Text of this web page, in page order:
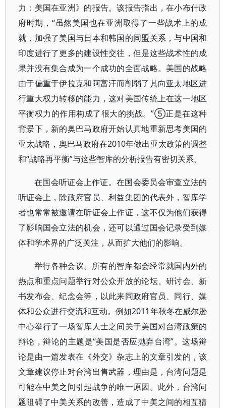
力：美国在亚洲》的报告。该报告指出，在小布什政
府时期，“虽然美国也在亚洲取得了一些战术上的成
就，加强了美国与日本和韩国的同盟关系，与中国和
印度进行了更多的建设性交往，但是这些战术性的成
果并没有集合成为一个成功的全面战略。美国的战略
由于偏重于伊拉克和阿富汗而削弱了其向亚太地区进
行重大权力转移的能力，这对美国传统上在这一地区
平衡权力的作用构成了很大的挑战。”⑤正是在这种
背景下，新的奥巴马政府开始认真地重新思考美国的
亚太战略，奥巴马政府在2010年做出亚太政策的调整
和“战略再平衡”与这些智库的分析报告有密切关系。
在国会听证会上作证。在国会委员会审查立法的
听证会上，除政府官员、利益集团的代表外，智库学
者也常常被邀请在听证会上作证，这不仅为他们获得
了影响国会立法的机会，还可以通过国会记录受到媒
体和学术界的广泛关注，从而扩大他们的影响。
举行各种会议。所有的智库都会经常就国内外的
热点和重点问题举行对公众开放的论坛、研讨会、新
书发布会、纪念会等，以此来同政府官员、同行、媒
体和公众进行交流和互动。例如2011年秋冬在威尔逊
中心举行了一场智库人士之间关于美国对台湾政策的
辩论，辩论的主题是“美国是否应抛弃台湾”。这场辩
论是由一篇发表在《外交》杂志上的文章引发的，该
文章建议停止对台湾出售武器，理由是，台湾问题是
可能在中美之间引起战争的唯一原因。此外，台湾问
题阻碍了中美关系的改善，造成了中美之间的相互猜